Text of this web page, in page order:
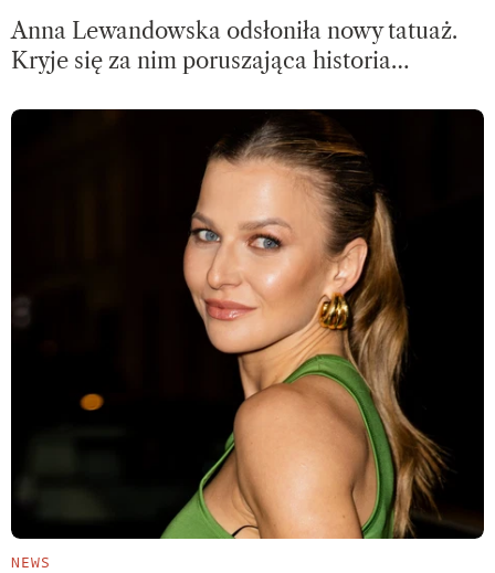
Anna Lewandowska odsłoniła nowy tatuaż.
Kryje się za nim poruszająca historia…
NEWS